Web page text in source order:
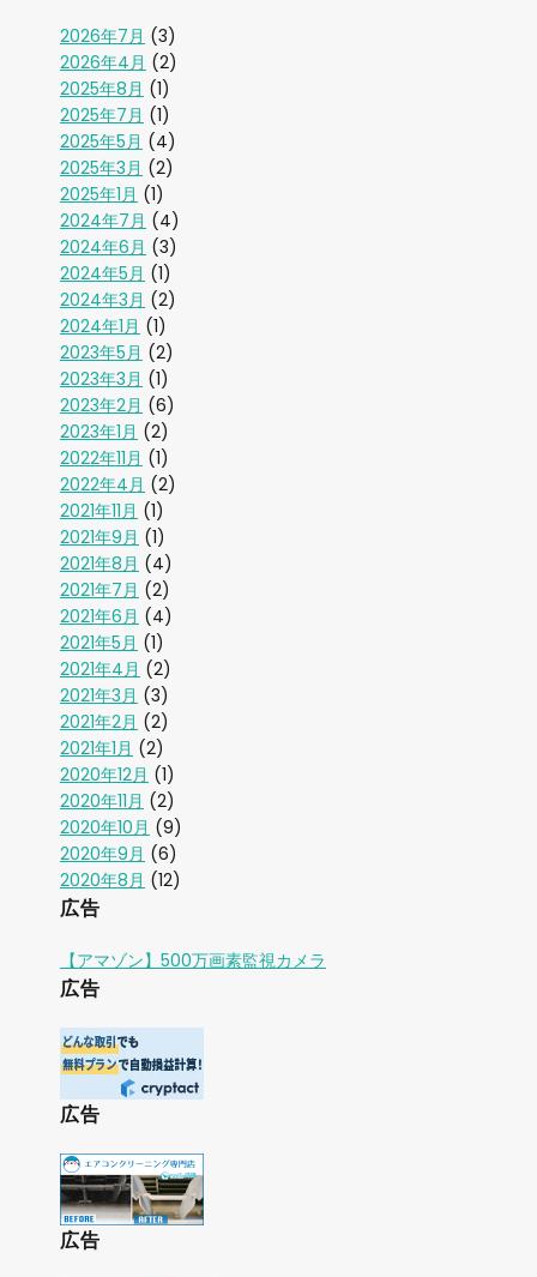
2026年7月 (3)
2026年4月 (2)
2025年8月 (1)
2025年7月 (1)
2025年5月 (4)
2025年3月 (2)
2025年1月 (1)
2024年7月 (4)
2024年6月 (3)
2024年5月 (1)
2024年3月 (2)
2024年1月 (1)
2023年5月 (2)
2023年3月 (1)
2023年2月 (6)
2023年1月 (2)
2022年11月 (1)
2022年4月 (2)
2021年11月 (1)
2021年9月 (1)
2021年8月 (4)
2021年7月 (2)
2021年6月 (4)
2021年5月 (1)
2021年4月 (2)
2021年3月 (3)
2021年2月 (2)
2021年1月 (2)
2020年12月 (1)
2020年11月 (2)
2020年10月 (9)
2020年9月 (6)
2020年8月 (12)
広告
【アマゾン】500万画素監視カメラ
広告
広告
広告